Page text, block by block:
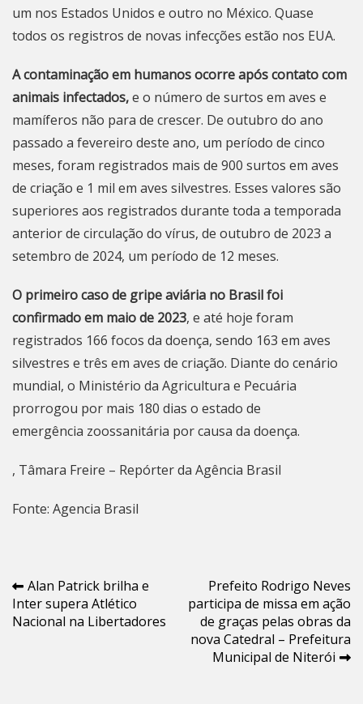
um nos Estados Unidos e outro no México. Quase
todos os registros de novas infecções estão nos EUA.
A contaminação em humanos ocorre após contato com
animais infectados,e o número de surtos em aves e
mamíferos não para de crescer. De outubro do ano
passado a fevereiro deste ano, um período de cinco
meses, foram registrados mais de 900 surtos em aves
de criação e 1 mil em aves silvestres. Esses valores são
superiores aos registrados durante toda a temporada
anterior de circulação do vírus, de outubro de 2023 a
setembro de 2024, um período de 12 meses.
O primeiro caso de gripe aviária no Brasil foi
confirmado em maio de 2023, e até hoje foram
registrados 166 focos da doença, sendo 163 em aves
silvestres e três em aves de criação. Diante do cenário
mundial, o Ministério da Agricultura e Pecuária
prorrogou por mais 180 dias o estado de
emergência zoossanitária por causa da doença.
, Tâmara Freire – Repórter da Agência Brasil
Fonte: Agencia Brasil
Navegação
de
Alan Patrick brilha e
Inter supera Atlético
Nacional na Libertadores
Prefeito Rodrigo Neves
participa de missa em ação
de graças pelas obras da
nova Catedral – Prefeitura
Municipal de Niterói